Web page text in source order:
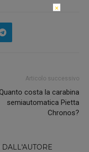
Articolo successivo
costa la carabina
semiautomatica Pietta
Chronos?
DALL'AUTORE
×